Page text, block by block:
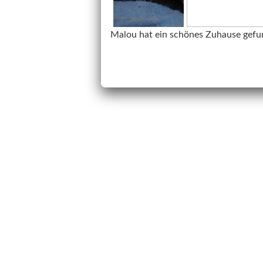
Malou hat ein schönes Zuhause